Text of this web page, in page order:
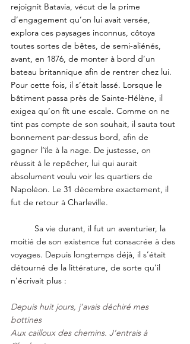
rejoignit Batavia, vécut de la prime
d’engagement qu’on lui avait versée,
explora ces paysages inconnus, côtoya
toutes sortes de bêtes, de semi-aliénés,
avant, en 1876, de monter à bord d’un
bateau britannique afin de rentrer chez lui.
Pour cette fois, il s’était lassé. Lorsque le
bâtiment passa près de Sainte-Hélène, il
exigea qu’on fît une escale. Comme on ne
tint pas compte de son souhait, il sauta tout
bonnement par-dessus bord, afin de
gagner l’île à la nage. De justesse, on
réussit à le repêcher, lui qui aurait
absolument voulu voir les quartiers de
Napoléon. Le 31 décembre exactement, il
fut de retour à Charleville.
moitié de son existence fut consacrée à des
voyages. Depuis longtemps déjà, il s’était
détourné de la littérature, de sorte qu’il
n’écrivait plus :
Depuis huit jours, j’avais déchiré mes
bottines
Aux cailloux des chemins. J’entrais à